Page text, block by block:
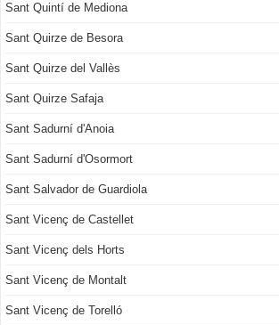
Sant Quintí de Mediona
Sant Quirze de Besora
Sant Quirze del Vallès
Sant Quirze Safaja
Sant Sadurní d'Anoia
Sant Sadurní d'Osormort
Sant Salvador de Guardiola
Sant Vicenç de Castellet
Sant Vicenç dels Horts
Sant Vicenç de Montalt
Sant Vicenç de Torelló